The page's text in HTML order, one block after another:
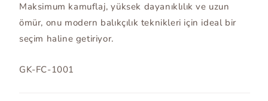
Maksimum kamuflaj, yüksek dayanıklılık ve uzun
ömür, onu modern balıkçılık teknikleri için ideal bir
seçim haline getiriyor.
SKU:
GK-FC-1001